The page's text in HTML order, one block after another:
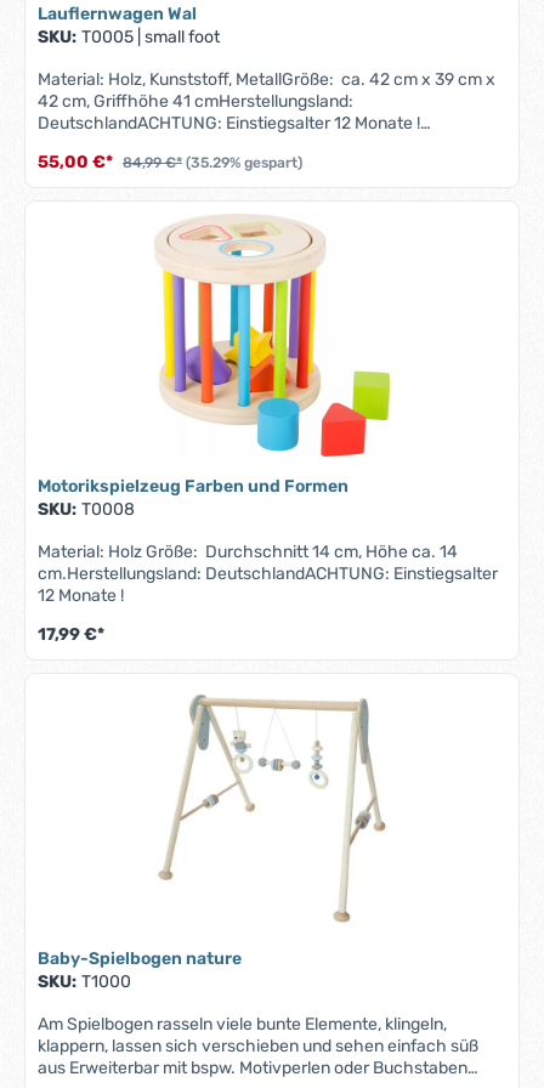
Lauflernwagen Wal
SKU: T0005 |small foot
Material: Holz, Kunststoff, MetallGröße: ca. 42 cm x 39 cm x
42 cm, Griffhöhe 41 cmHerstellungsland:
DeutschlandACHTUNG: Einstiegsalter 12 Monate !
55,00 €* 84,99 €* (35.29% gespart)
Motorikspielzeug Farben und Formen
SKU: T0008
Material: Holz Größe: Durchschnitt 14 cm, Höhe ca. 14
cm.Herstellungsland: DeutschlandACHTUNG: Einstiegsalter
12 Monate !
17,99 €*
Baby-Spielbogen nature
SKU: T1000
Am Spielbogen rasseln viele bunte Elemente, klingeln,
klappern, lassen sich verschieben und sehen einfach süß
aus Erweiterbar mit bspw. Motivperlen oder Buchstaben